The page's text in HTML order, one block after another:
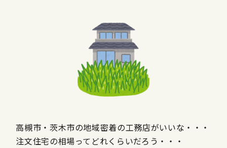
高槻市・茨木市の地域密着の工務店がいいな・・・
注文住宅の相場ってどれくらいだろう・・・